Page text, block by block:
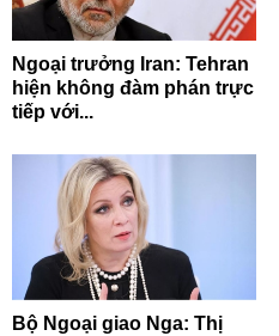
Ngoại trưởng Iran: Tehran
hiện không đàm phán trực
tiếp với...
Bộ Ngoại giao Nga: Thị